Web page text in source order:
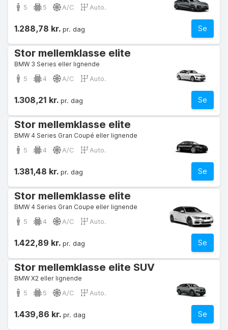
5 5 A/C Auto.
Se
1.288,78 kr. pr. dag
Stor mellemklasse elite
BMW 3 Series eller lignende
5 4 A/C Auto.
Se
1.308,21 kr. pr. dag
Stor mellemklasse elite
BMW 4 Series Gran Coupé eller lignende
5 4 A/C Auto.
Se
1.381,48 kr. pr. dag
Stor mellemklasse elite
BMW 4 Series Gran Coupe eller lignende
5 4 A/C Auto.
Se
1.422,89 kr. pr. dag
Stor mellemklasse elite SUV
BMW X2 eller lignende
5 5 A/C Auto.
Se
1.439,86 kr. pr. dag